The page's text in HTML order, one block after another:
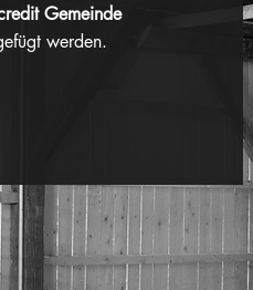
Gemeinde
werden.